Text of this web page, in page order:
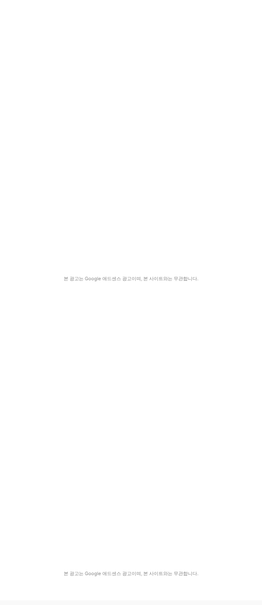
본 광고는 Google 애드센스 광고이며, 본 사이트와는 무관합니다.
본 광고는 Google 애드센스 광고이며, 본 사이트와는 무관합니다.